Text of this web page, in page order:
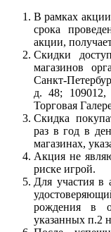
В рамках акции
срока
акции,
Скидки
магазинов
Санкт-
д. 48;
Торговая
Скидка
раз в год в
магазинах,
Акция не
риске игрой.
Для участия в
рождения в
указанных п.2